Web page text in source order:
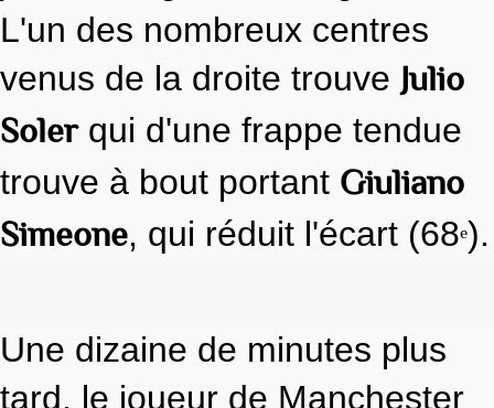
L'un des nombreux centres
venus de la droite trouve Julio
Solerqui d'une frappe tendue
trouve à bout portant Giuliano
Simeone, qui réduit l'écart (68e).
Une dizaine de minutes plus
tard, le joueur de Manchester